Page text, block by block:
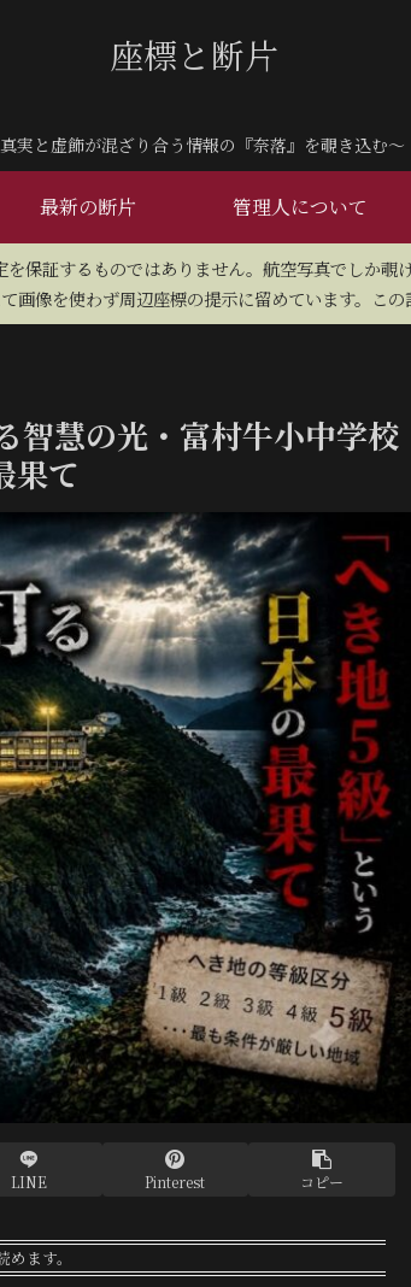
座標と断片
実と虚飾が混ざり合う情報の『奈落』を覗き込む～
最新の断片 管理人について
保証するものではありません。航空写真でしか
像を使わず周辺座標の提示に留めています。こ
智慧の光・富村牛小中学校
果て
LINE Pinterest コピー
めます。